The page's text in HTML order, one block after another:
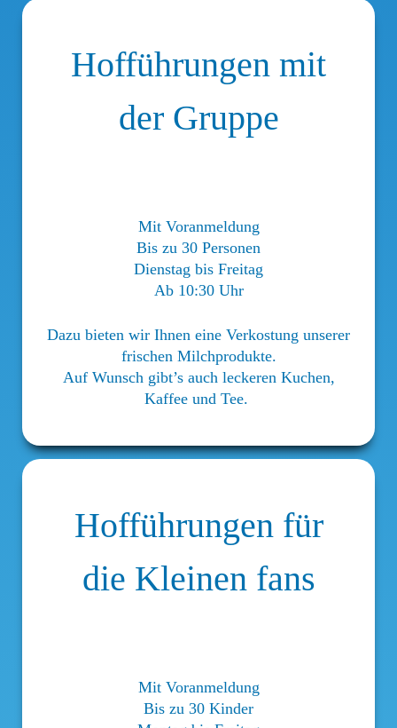
Hofführungen mit
der Gruppe
Mit Voranmeldung
Bis zu 30 Personen
Dienstag bis Freitag
Ab 10:30 Uhr
Dazu bieten wir Ihnen eine Verkostung unserer
frischen Milchprodukte.
Auf Wunsch gibt’s auch leckeren Kuchen,
Kaffee und Tee.
Hofführungen für
die Kleinen fans
Mit Voranmeldung
Bis zu 30 Kinder